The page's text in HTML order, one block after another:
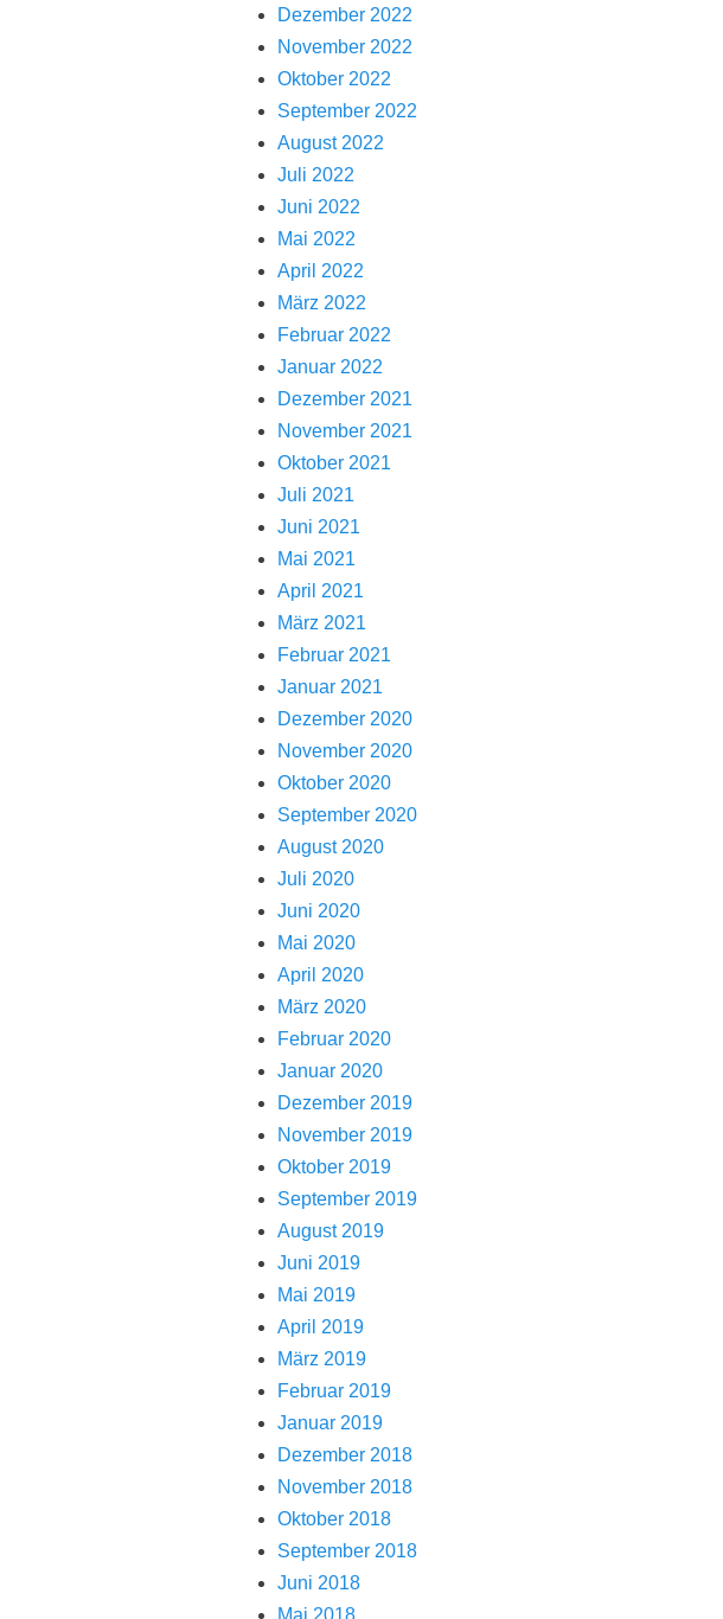
Dezember 2022
November 2022
Oktober 2022
September 2022
August 2022
Juli 2022
Juni 2022
Mai 2022
April 2022
März 2022
Februar 2022
Januar 2022
Dezember 2021
November 2021
Oktober 2021
Juli 2021
Juni 2021
Mai 2021
April 2021
März 2021
Februar 2021
Januar 2021
Dezember 2020
November 2020
Oktober 2020
September 2020
August 2020
Juli 2020
Juni 2020
Mai 2020
April 2020
März 2020
Februar 2020
Januar 2020
Dezember 2019
November 2019
Oktober 2019
September 2019
August 2019
Juni 2019
Mai 2019
April 2019
März 2019
Februar 2019
Januar 2019
Dezember 2018
November 2018
Oktober 2018
September 2018
Juni 2018